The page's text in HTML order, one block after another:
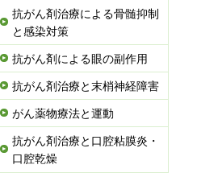
抗がん剤治療による骨髄抑制
と感染対策
抗がん剤による眼の副作用
抗がん剤治療と末梢神経障害
がん薬物療法と運動
抗がん剤治療と口腔粘膜炎・
口腔乾燥